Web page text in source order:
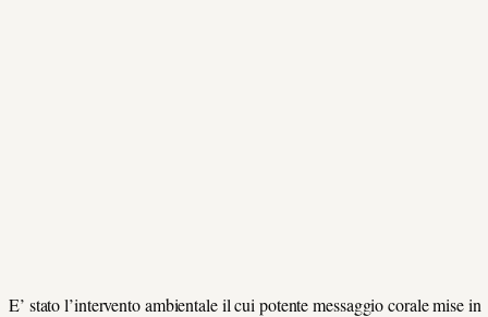
E’ stato l’intervento ambientale il cui potente messaggio corale mise in